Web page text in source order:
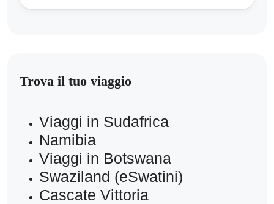
Trova il tuo viaggio
Viaggi in Sudafrica
Namibia
Viaggi in Botswana
Swaziland (eSwatini)
Cascate Vittoria